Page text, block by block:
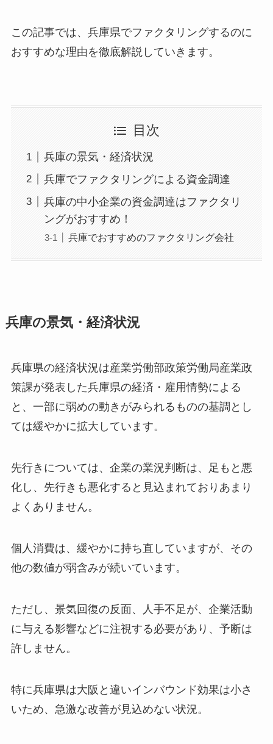
この記事では、兵庫県でファクタリングするのに
おすすめな理由を徹底解説していきます。
目次
兵庫の景気・経済状況
兵庫でファクタリングによる資金調達
兵庫の中小企業の資金調達はファクタリ
ングがおすすめ！
兵庫でおすすめのファクタリング会社
兵庫の景気・経済状況
兵庫県の経済状況は産業労働部政策労働局産業政
策課が発表した兵庫県の経済・雇用情勢による
と、一部に弱めの動きがみられるものの基調とし
ては緩やかに拡大しています。
先行きについては、企業の業況判断は、足もと悪
化し、先行きも悪化すると見込まれておりあまり
よくありません。
個人消費は、緩やかに持ち直していますが、その
他の数値が弱含みが続いています。
ただし、景気回復の反面、人手不足が、企業活動
に与える影響などに注視する必要があり、予断は
許しません。
特に兵庫県は大阪と違いインバウンド効果は小さ
いため、急激な改善が見込めない状況。